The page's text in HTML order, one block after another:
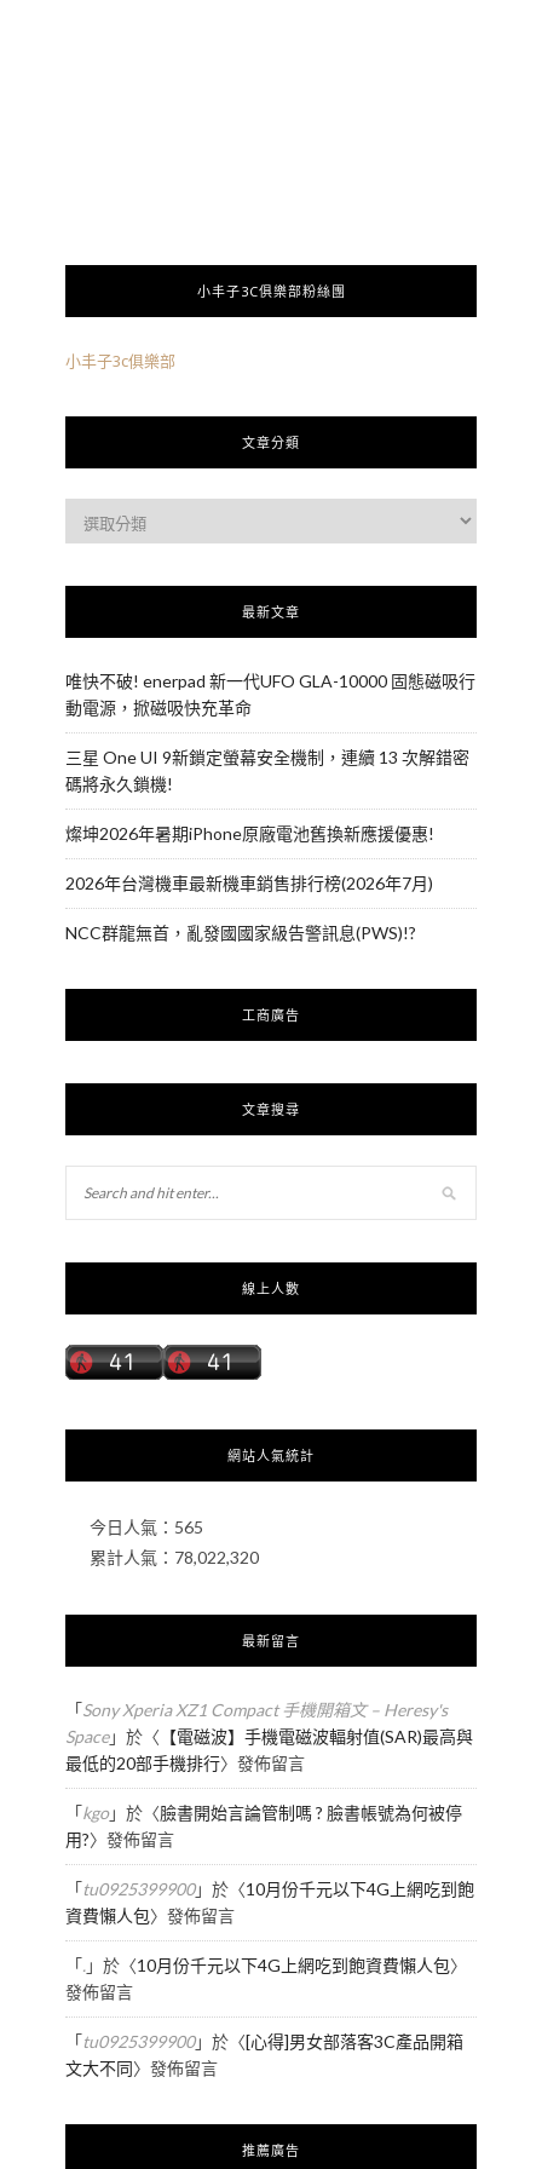
小丰子3C俱樂部粉絲團
小丰子3c俱樂部
文章分類
最新文章
唯快不破! enerpad 新一代UFO GLA-10000 固態磁吸行
動電源，掀磁吸快充革命
三星 One UI 9新鎖定螢幕安全機制，連續 13 次解錯密
碼將永久鎖機!
燦坤2026年暑期iPhone原廠電池舊換新應援優惠!
2026年台灣機車最新機車銷售排行榜(2026年7月)
NCC群龍無首，亂發國國家級告警訊息(PWS)!?
工商廣告
文章搜尋
線上人數
網站人氣統計
今日人氣： 565
累計人氣： 78,022,320
最新留言
「Sony Xperia XZ1 Compact 手機開箱文 – Heresy's
Space」於〈 【電磁波】手機電磁波輻射值(SAR)最高與
最低的20部手機排行〉發佈留言
「kgo」於〈臉書開始言論管制嗎 ? 臉書帳號為何被停
用?〉發佈留言
「tu0925399900」於〈10月份千元以下4G上網吃到飽
資費懶人包〉發佈留言
「.」於〈10月份千元以下4G上網吃到飽資費懶人包〉
發佈留言
「tu0925399900」於〈[心得]男女部落客3C產品開箱
文大不同〉發佈留言
推薦廣告